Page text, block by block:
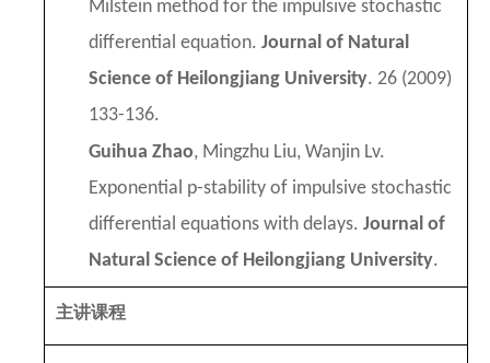
Milstein method for the impulsive stochastic
differential equation. Journal of Natural
Science of Heilongjiang University. 26 (2009)
133-136.
Guihua Zhao, Mingzhu Liu, Wanjin Lv.
Exponential p-stability of impulsive stochastic
differential equations with delays. Journal of
Natural Science of Heilongjiang University.
主讲课程